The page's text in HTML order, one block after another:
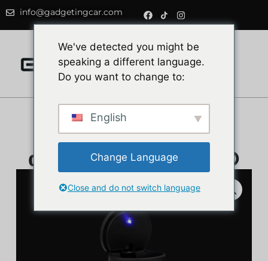
info@gadgetingcar.com
Σταχτοδοχείο
αυτοκινήτου, με LED
We've detected you might be
speaking a different language.
Do you want to change to:
English
Change Language
Close and do not switch language